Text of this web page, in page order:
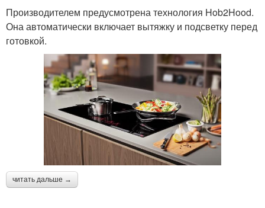
Производителем предусмотрена технология Hob2Hood.
Она автоматически включает вытяжку и подсветку перед
готовкой.
читать дальше →